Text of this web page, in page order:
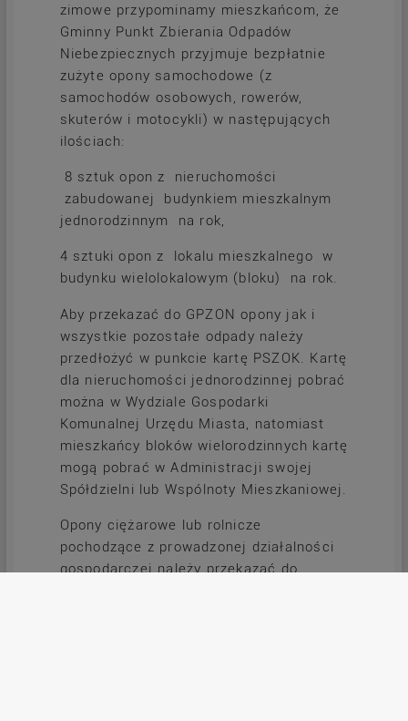
zimowe przypominamy mieszkańcom, że
Gminny Punkt Zbierania Odpadów
Niebezpiecznych przyjmuje bezpłatnie
zużyte opony samochodowe (z
samochodów osobowych, rowerów,
skuterów i motocykli) w następujących
ilościach:
8 sztuk opon z nieruchomości
zabudowanej budynkiem mieszkalnym
jednorodzinnym na rok,
4 sztuki opon z lokalu mieszkalnego w
budynku wielolokalowym (bloku) na rok.
Aby przekazać do GPZON opony jak i
wszystkie pozostałe odpady należy
przedłożyć w punkcie kartę PSZOK. Kartę
dla nieruchomości jednorodzinnej pobrać
można w Wydziale Gospodarki
Komunalnej Urzędu Miasta, natomiast
mieszkańcy bloków wielorodzinnych kartę
mogą pobrać w Administracji swojej
Spółdzielni lub Wspólnoty Mieszkaniowej.
Opony ciężarowe lub rolnicze
pochodzące z prowadzonej działalności
gospodarczej należy przekazać do